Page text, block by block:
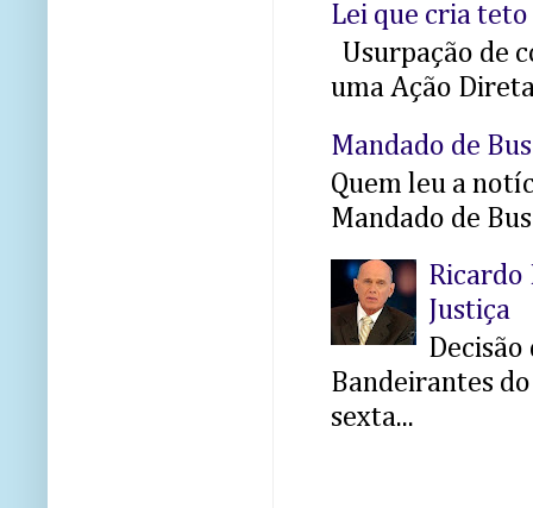
Lei que cria
Usurpação de
uma Ação
Mandado de
Quem leu a
Mandado de
Ricardo
Justiça
Decisão
Bandeirantes
sexta...